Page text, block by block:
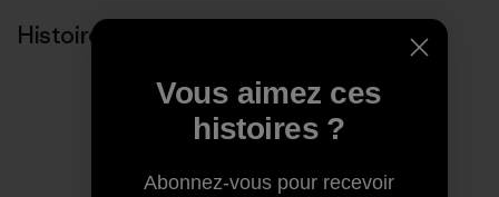
Histoires liées
Vous aimez ces
histoires ?
Abonnez-vous pour recevoir